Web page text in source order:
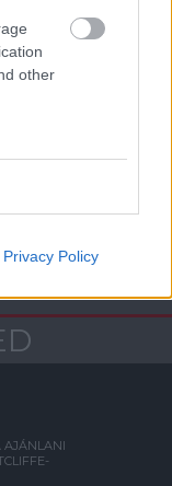
other
Privacy Policy
AJÁNLANI